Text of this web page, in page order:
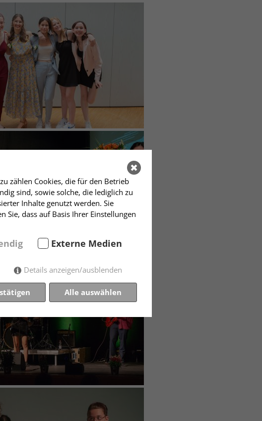
zählen Cookies, die für den Betrieb
sind, sowie solche, die lediglich zu
Inhalte genutzt werden. Sie
Sie, dass auf Basis Ihrer Einstellungen
Externe Medien
Details anzeigen/ausblenden
Alle auswählen